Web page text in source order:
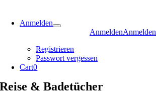
Anmelden
AnmeldenAnmelden
Registrieren
Passwort vergessen
Cart0
Reise & Badetücher